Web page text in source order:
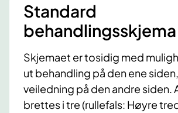
Standard
behandlingsskjema
Skjemaet er tosidig med
ut behandling på den ene
veiledning på den andre siden.
brettes i tre (rullefals: Høyre